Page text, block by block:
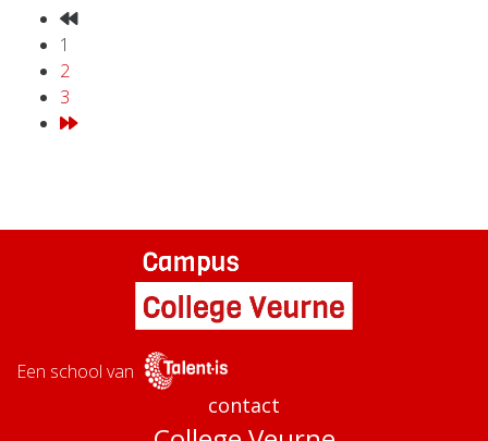
1
2
3
Een school van
contact